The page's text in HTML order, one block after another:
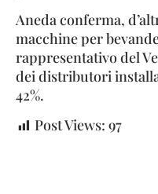
Aneda conferma,
macchine per
rappresentativo del
dei distributori
42%.
Post Views: 97